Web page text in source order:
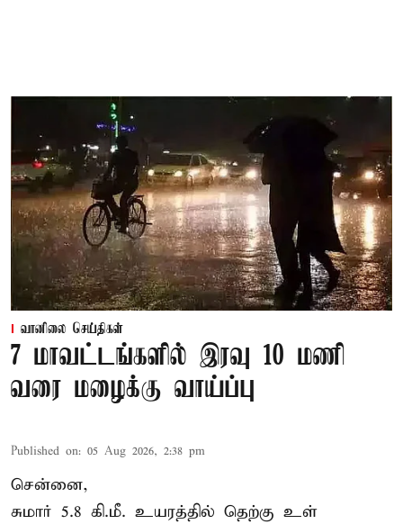
வானிலை செய்திகள்
7 மாவட்டங்களில் இரவு 10 மணி
வரை மழைக்கு வாய்ப்பு
Published on: 05 Aug 2026, 2:38 pm
சென்னை,
சுமார் 5.8 கி.மீ. உயரத்தில் தெற்கு உள்